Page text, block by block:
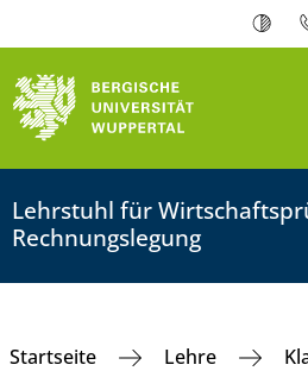
Lehrstuhl für
Rechnungslegung
Startseite Lehre